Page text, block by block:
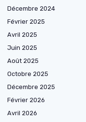
Décembre 2024
Février 2025
Avril 2025
Juin 2025
Août 2025
Octobre 2025
Décembre 2025
Février 2026
Avril 2026